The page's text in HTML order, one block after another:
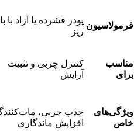
فرمولاسیون
پودر فشرده یا آزاد با
ریز
مناسب
برای
کنترل چربی و تثبیت
آرایش
ویژگی‌های
خاص
جذب چربی،
افزایش ماندگاری